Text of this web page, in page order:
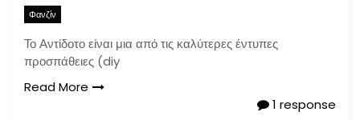
Φανζίν
Το Αντίδοτο είναι μια από τις καλύτερες έντυπες
προσπάθειες (diy
Read More
1 response